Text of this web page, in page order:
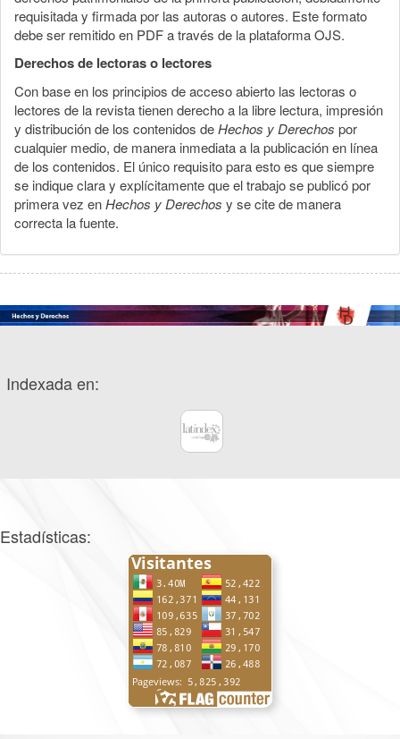
requisitada y firmada por las autoras o autores. Este formato
debe ser remitido en PDF a través de la plataforma OJS.
Derechos de lectoras o lectores
Con base en los principios de acceso abierto las lectoras o
lectores de la revista tienen derecho a la libre lectura, impresión
y distribución de los contenidos deHechos y Derechos por
cualquier medio, de manera inmediata a la publicación en línea
de los contenidos. El único requisito para esto es que siempre
se indique clara y explícitamente que el trabajo se publicó por
primera vez enHechos y Derechos y se cite de manera
correcta la fuente.
Indexada en:
Estadísticas: